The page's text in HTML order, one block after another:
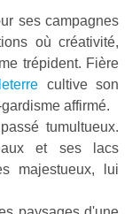
ses campagnes
où créativité,
trépident. Fière
cultive son
affirmé.
tumultueux.
et ses lacs
majestueux, lui